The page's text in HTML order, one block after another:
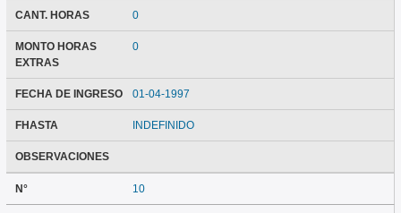
CANT. HORAS 0
MONTO HORAS
EXTRAS
0
FECHA DE INGRESO 01-04-1997
FHASTA INDEFINIDO
OBSERVACIONES
N° 10